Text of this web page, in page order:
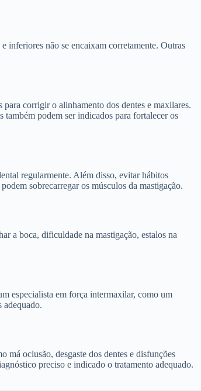
inferiores não se encaixam corretamente. Outras
corrigir o alinhamento dos dentes e maxilares.
podem ser indicados para fortalecer os
regularmente. Além disso, evitar hábitos
sobrecarregar os músculos da mastigação.
a boca, dificuldade na mastigação, estalos na
especialista em força intermaxilar, como um
adequado.
má oclusão, desgaste dos dentes e disfunções
preciso e indicado o tratamento adequado.